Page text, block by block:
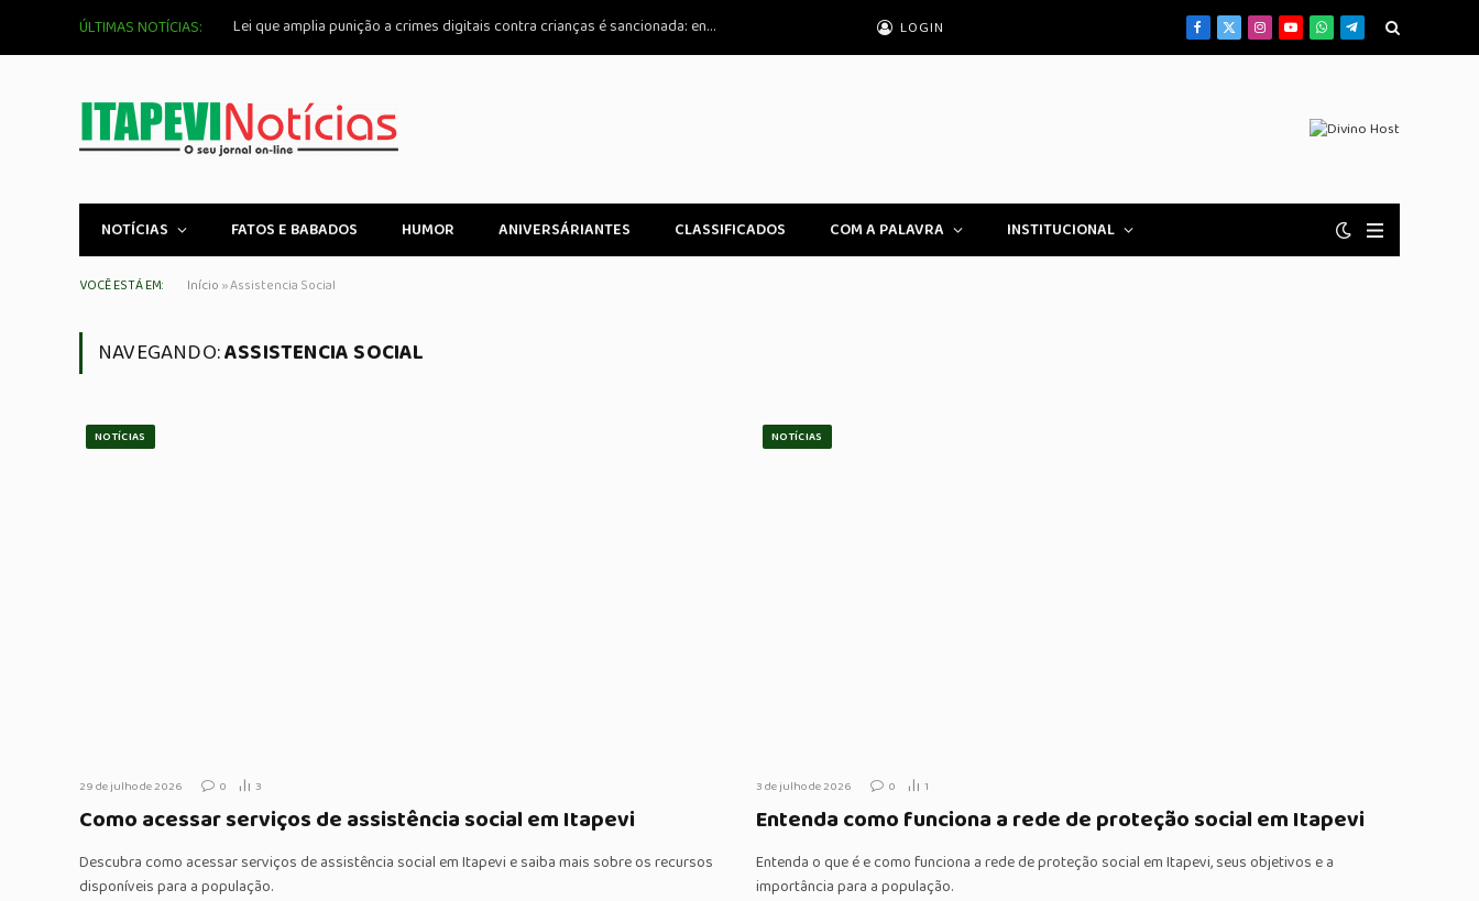
ÚLTIMAS NOTÍCIAS: Lei que amplia punição a crimes digitais contra crianças é sancionada: entenda as mudanças LOGIN Facebook
X
(Twitter)
Instagram
YouTubeWhatsApp
Telegrama
NOTÍCIAS FATOS E BABADOS HUMOR ANIVERSÁRIANTES CLASSIFICADOS COM A PALAVRA INSTITUCIONAL
VOCÊ ESTÁ EM: Início »Assistencia Social
NAVEGANDO:ASSISTENCIA SOCIAL
NOTÍCIAS
29 de julho de 2026 0 3
Como acessar serviços de assistência social em Itapevi
Descubra como acessar serviços de assistência social em Itapevi e saiba mais sobre os recursos
disponíveis para a população.
NOTÍCIAS
3 de julho de 2026 0 1
Entenda como funciona a rede de proteção social em Itapevi
Entenda o que é e como funciona a rede de proteção social em Itapevi, seus objetivos e a
importância para a população.